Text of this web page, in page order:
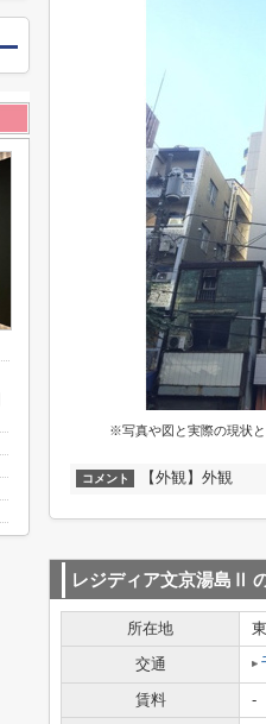
※写真や図と実際の現状
コメント 【外観】外観
レジディア文京湯島Ⅱ
所在地
交通
賃料
-